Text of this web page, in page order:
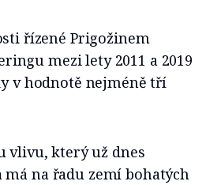
řízené Prigožinem
mezi lety 2011 a 2019
v hodnotě nejméně tří
vlivu, který už dnes
na řadu zemí bohatých